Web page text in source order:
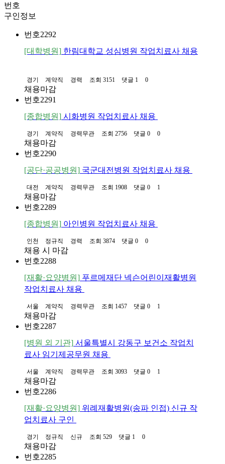
번호
구인정보
번호2292
[대학병원] 한림대학교 성심병원 작업치료사 채용
경기 계약직 경력 조회 3151 댓글 1 0
채용마감
번호2291
[종합병원] 시화병원 작업치료사 채용
경기 계약직 경력무관 조회 2756 댓글 0 0
채용마감
번호2290
[공단·공공병원] 국군대전병원 작업치료사 채용
대전 계약직 경력무관 조회 1908 댓글 0 1
채용마감
번호2289
[종합병원] 아인병원 작업치료사 채용
인천 정규직 경력 조회 3874 댓글 0 0
채용 시 마감
번호2288
[재활·요양병원] 푸르메재단 넥슨어린이재활병원
작업치료사 채용
서울 계약직 경력무관 조회 1457 댓글 0 1
채용마감
번호2287
[병원 외 기관] 서울특별시 강동구 보건소 작업치
료사 임기제공무원 채용
서울 계약직 경력무관 조회 3093 댓글 0 1
채용마감
번호2286
[재활·요양병원] 위례재활병원(송파 인접) 신규 작
업치료사 구인
경기 정규직 신규 조회 529 댓글 1 0
채용마감
번호2285